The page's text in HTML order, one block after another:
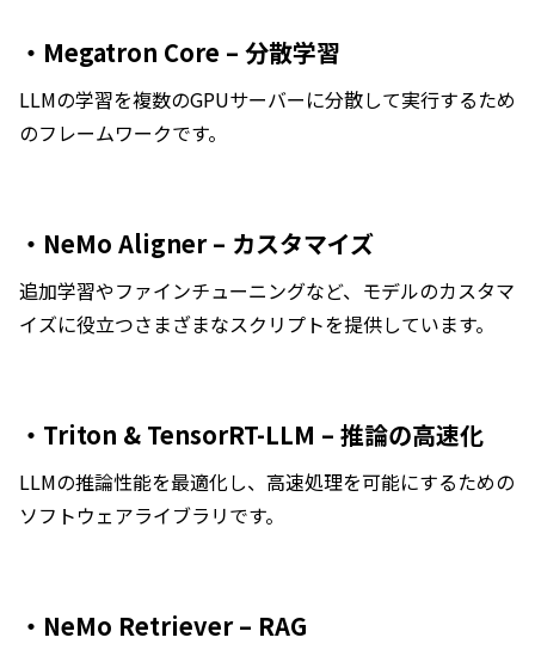
・Megatron Core – 分散学習
LLMの学習を複数のGPUサーバーに分散して実行するため
のフレームワークです。
・NeMo Aligner – カスタマイズ
追加学習やファインチューニングなど、モデルのカスタマ
イズに役立つさまざまなスクリプトを提供しています。
・Triton & TensorRT-LLM – 推論の高速化
LLMの推論性能を最適化し、高速処理を可能にするための
ソフトウェアライブラリです。
・NeMo Retriever – RAG